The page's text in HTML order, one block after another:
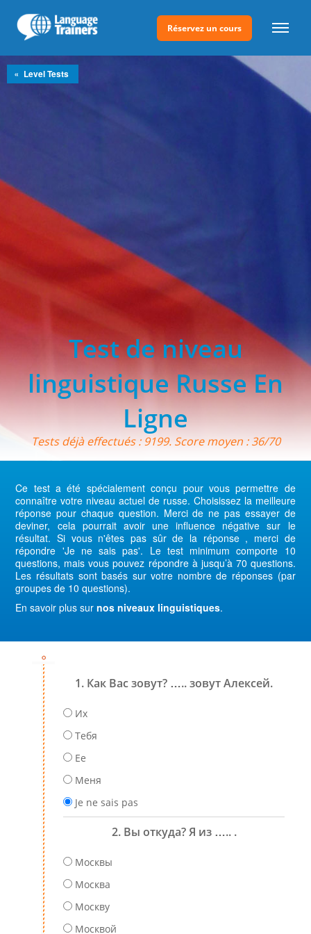
Réservez un cours
Test de niveau
linguistique Russe En
Ligne
Tests déjà effectués : 9199. Score moyen : 36/70
» Level Tests
Ce test a été spécialement conçu pour vous permettre de
connaître votre niveau actuel de russe. Choisissez la meilleure
réponse pour chaque question. Merci de ne pas essayer de
deviner, cela pourrait avoir une influence négative sur le
résultat. Si vous n'êtes pas sûr de la réponse , merci de
répondre 'Je ne sais pas'. Le test minimum comporte 10
questions, mais vous pouvez répondre à jusqu’à 70 questions.
Les résultats sont basés sur votre nombre de réponses (par
groupes de 10 questions).
En savoir plus surnos niveaux linguistiques.
1. Как Вас зовут? ….. зовут Алексей.
Их
Тебя
Ее
Меня
Je ne sais pas
2. Вы откуда? Я из ….. .
Москвы
Москва
Москву
Москвой